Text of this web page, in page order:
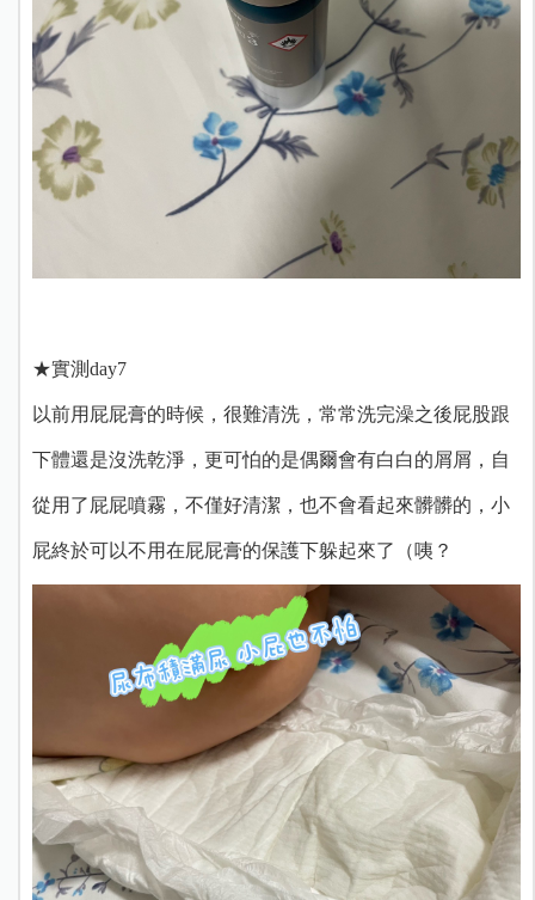
★實測day7
以前用屁屁膏的時候，很難清洗，常常洗完澡之後屁股跟
下體還是沒洗乾淨，更可怕的是偶爾會有白白的屑屑，自
從用了屁屁噴霧，不僅好清潔，也不會看起來髒髒的，小
屁終於可以不用在屁屁膏的保護下躲起來了（咦？